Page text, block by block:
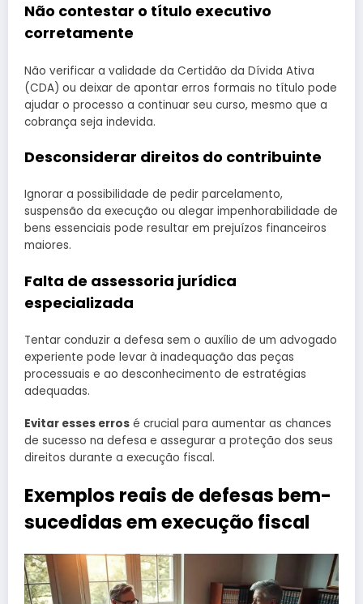
Não contestar o título executivo
corretamente
Não verificar a validade da Certidão da Dívida Ativa
(CDA) ou deixar de apontar erros formais no título pode
ajudar o processo a continuar seu curso, mesmo que a
cobrança seja indevida.
Desconsiderar direitos do contribuinte
Ignorar a possibilidade de pedir parcelamento,
suspensão da execução ou alegar impenhorabilidade de
bens essenciais pode resultar em prejuízos financeiros
maiores.
Falta de assessoria jurídica
especializada
Tentar conduzir a defesa sem o auxílio de um advogado
experiente pode levar à inadequação das peças
processuais e ao desconhecimento de estratégias
adequadas.
Evitar esses erros é crucial para aumentar as chances
de sucesso na defesa e assegurar a proteção dos seus
direitos durante a execução fiscal.
Exemplos reais de defesas bem-
sucedidas em execução fiscal